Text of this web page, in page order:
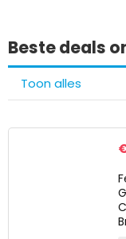
Beste deals
Toon alles